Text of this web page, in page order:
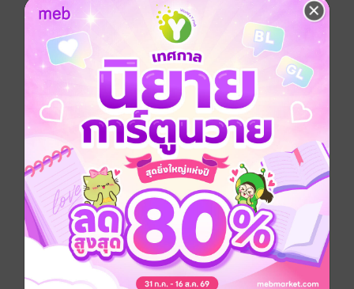
มาขอโทษเพื่อลบล้างความบาดหมางในอดีตกับฉู่โม่ว มิ
ฉะนั้น พวกเขาได้กลายเป็นรายต่อไปแน่! เมื่อเรื่องราว
คลี่คลาย ฉู่โม่วก็ได้ไปอำลาเหล่าแพนด้าแดงที่ให้การช่วย
เหลือ การผจญภัยในดาราจักรอสรพิษสวรรค์จึงเป็นอันสิ้น
สุดลง แต่ระหว่างเดินทางกลับดาวเคราะห์บ้านเกิดนั้นเอง
เขากลับถูกองค์ชายแห่งราชวงศ์หยวนจับตัวเป็นทาสเสียนี้
เรื่องราวจะเป็นอย่างไรต่อไป ติดตามได้ในระบบกลืนกิน
พรสวรรค์เล่ม 17
แฟนตาซี หนังสือแปล กำลังภายใน
นิยายจีนแปล
ซีรีส์ ระบบกลืนกินพรสวรรค์
ประเภทไฟล์ pdf, epub (สารบัญ)